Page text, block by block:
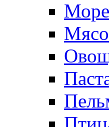
Мясо